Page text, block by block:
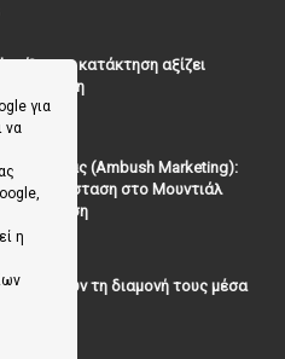
για
να
η
Όταν η κατάκτηση αξίζει
τη σχέση
Ενέδρας (Ambush Marketing):
παράσταση στο Μουντιάλ
πρόσκληση
ξεχνούν τη διαμονή τους μέσα